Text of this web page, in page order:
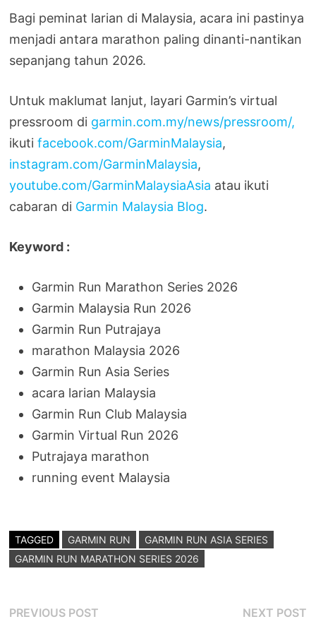
Bagi peminat larian di Malaysia, acara ini pastinya
menjadi antara marathon paling dinanti-nantikan
sepanjang tahun 2026.
Untuk maklumat lanjut, layari Garmin’s virtual
pressroom di garmin.com.my/news/pressroom/,
ikutifacebook.com/GarminMalaysia,
instagram.com/GarminMalaysia,
youtube.com/GarminMalaysiaAsia atau ikuti
cabaran di Garmin Malaysia Blog.
Keyword :
Garmin Run Marathon Series 2026
Garmin Malaysia Run 2026
Garmin Run Putrajaya
marathon Malaysia 2026
Garmin Run Asia Series
acara larian Malaysia
Garmin Run Club Malaysia
Garmin Virtual Run 2026
Putrajaya marathon
running event Malaysia
TAGGED GARMIN RUN
GARMIN RUN ASIA SERIES
GARMIN RUN MARATHON SERIES 2026
PREVIOUS POST NEXT POST